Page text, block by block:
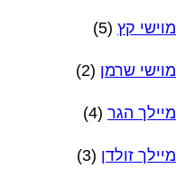
מוישי קץ (5)
מוישי שרמן (2)
מיילך הגר (4)
מיילך זולדן (3)